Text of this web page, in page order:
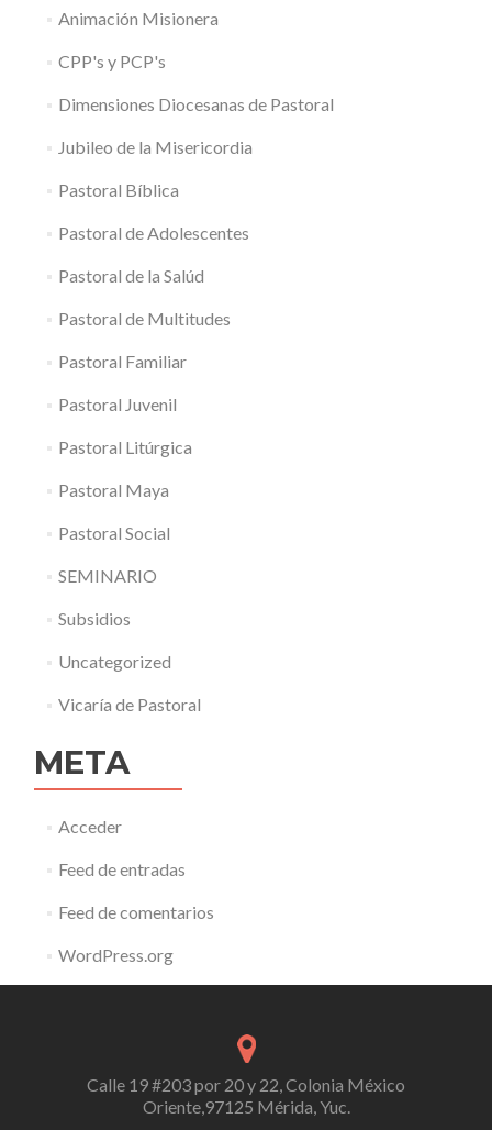
Animación Misionera
CPP's y PCP's
Dimensiones Diocesanas de Pastoral
Jubileo de la Misericordia
Pastoral Bíblica
Pastoral de Adolescentes
Pastoral de la Salúd
Pastoral de Multitudes
Pastoral Familiar
Pastoral Juvenil
Pastoral Litúrgica
Pastoral Maya
Pastoral Social
SEMINARIO
Subsidios
Uncategorized
Vicaría de Pastoral
META
Acceder
Feed de entradas
Feed de comentarios
WordPress.org
Calle 19 #203 por 20 y 22, Colonia México
Oriente,97125 Mérida, Yuc.